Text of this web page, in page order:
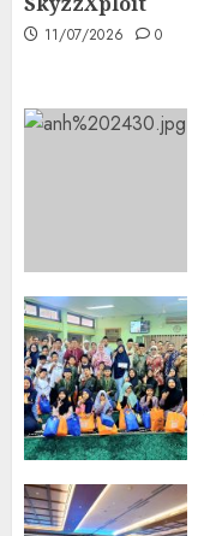
11/07/2026 0